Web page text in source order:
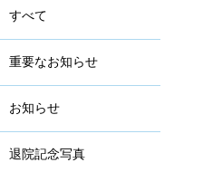
すべて
重要なお知らせ
お知らせ
退院記念写真